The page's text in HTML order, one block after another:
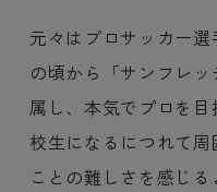
元々はプロサッカー
の頃から「サンフレ
属し、本気でプロを
校生になるにつれて
ことの難しさを感じ